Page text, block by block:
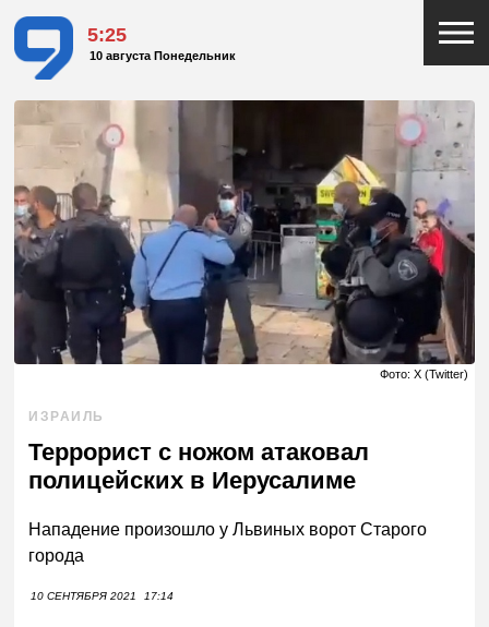
5:25
10 августа Понедельник
Фото: X (Twitter)
ИЗРАИЛЬ
Террорист с ножом атаковал
полицейских в Иерусалиме
Нападение произошло у Львиных ворот Старого
города
10 СЕНТЯБРЯ 2021 17:14